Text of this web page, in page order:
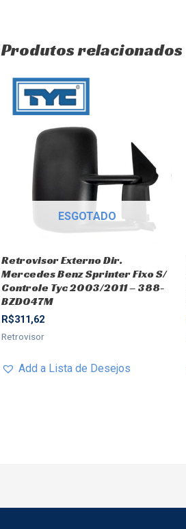
Produtos relacionados
ESGOTADO
Retrovisor Externo Dir.
Mercedes Benz Sprinter Fixo S/
Controle Tyc 2003/2011 – 388-
BZD047M
R$311,62
Retrovisor
Add a Lista de Desejos